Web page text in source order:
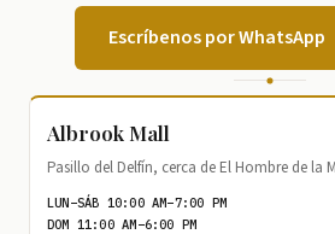
Escríbenos por WhatsApp
Albrook Mall
Pasillo del Delfín, cerca de El Hombre de la
LUN–SÁB 10:00 AM–7:00 PM
DOM 11:00 AM–6:00 PM